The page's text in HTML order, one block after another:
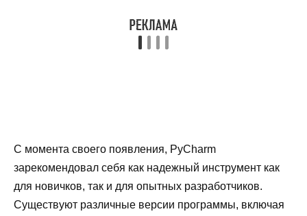
С момента своего появления, PyCharm
зарекомендовал себя как надежный инструмент как
для новичков, так и для опытных разработчиков.
Существуют различные версии программы, включая